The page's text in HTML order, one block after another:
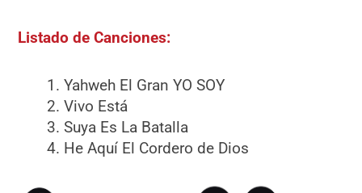
Listado de Canciones:
Yahweh El Gran YO SOY
Vivo Está
Suya Es La Batalla
He Aquí El Cordero de Dios